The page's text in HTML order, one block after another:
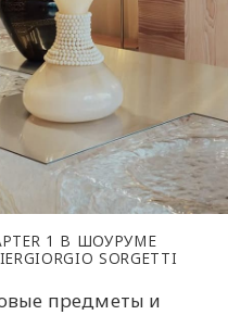
1 В ШОУРУМЕ
SORGETTI
предметы и